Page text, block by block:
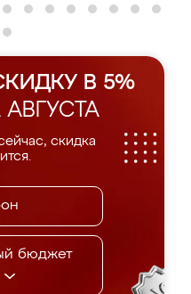
В 5%
скидка
бюджет